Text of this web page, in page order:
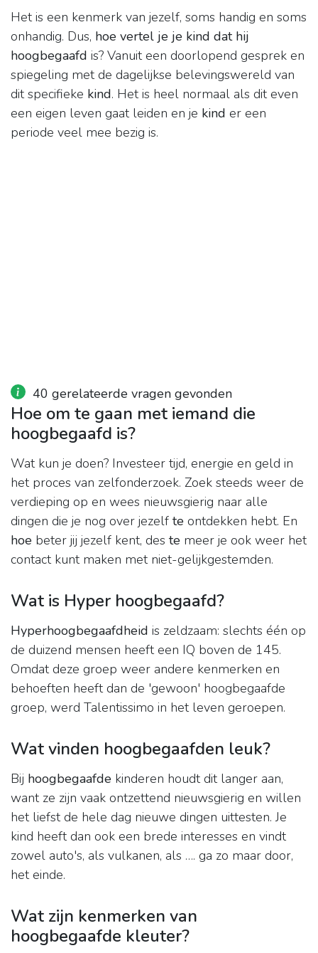
Het is een kenmerk van jezelf, soms handig en soms
onhandig. Dus, hoe vertel je je kind dat hij
hoogbegaafd is? Vanuit een doorlopend gesprek en
spiegeling met de dagelijkse belevingswereld van
dit specifieke kind. Het is heel normaal als dit even
een eigen leven gaat leiden en je kind er een
periode veel mee bezig is.
40 gerelateerde vragen gevonden
Hoe om te gaan met iemand die
hoogbegaafd is?
Wat kun je doen? Investeer tijd, energie en geld in
het proces van zelfonderzoek. Zoek steeds weer de
verdieping op en wees nieuwsgierig naar alle
dingen die je nog over jezelf te ontdekken hebt. En
hoe beter jij jezelf kent, des te meer je ook weer het
contact kunt maken met niet-gelijkgestemden.
Wat is Hyper hoogbegaafd?
Hyperhoogbegaafdheid is zeldzaam: slechts één op
de duizend mensen heeft een IQ boven de 145.
Omdat deze groep weer andere kenmerken en
behoeften heeft dan de 'gewoon' hoogbegaafde
groep, werd Talentissimo in het leven geroepen.
Wat vinden hoogbegaafden leuk?
Bij hoogbegaafde kinderen houdt dit langer aan,
want ze zijn vaak ontzettend nieuwsgierig en willen
het liefst de hele dag nieuwe dingen uittesten. Je
kind heeft dan ook een brede interesses en vindt
zowel auto's, als vulkanen, als …. ga zo maar door,
het einde.
Wat zijn kenmerken van
hoogbegaafde kleuter?